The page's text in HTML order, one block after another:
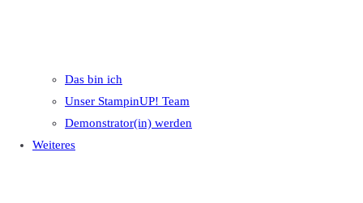
Das bin ich
Unser StampinUP! Team
Demonstrator(in) werden
Weiteres